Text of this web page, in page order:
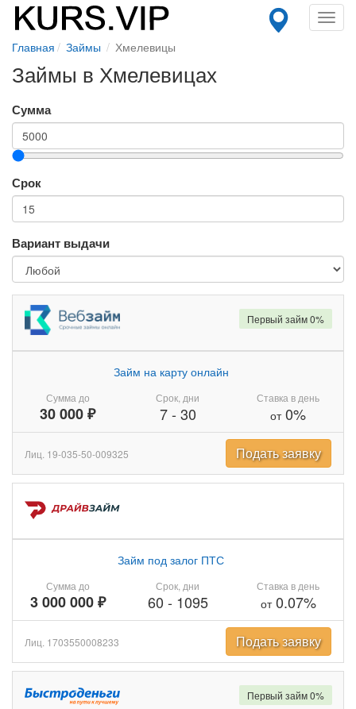
Главная Займы Хмелевицы
Займы в Хмелевицах
Сумма
Срок
Вариант выдачи
Сумма до
30 000 ₽
Займ на карту онлайн
Срок, дни
7- 30
Ставка в день
от0%
Первый займ 0%
Лиц. 19-035-50-009325 Подать заявку
Сумма до
3 000 000 ₽
Займ под залог ПТС
Срок, дни
60 - 1095
Ставка в день
от0.07%
Лиц. 1703550008233 Подать заявку
Первый займ 0%